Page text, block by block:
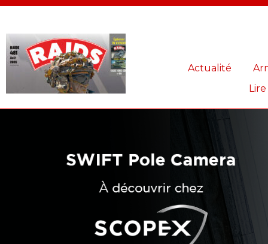
Actualité
Panneau de gestion des cookies